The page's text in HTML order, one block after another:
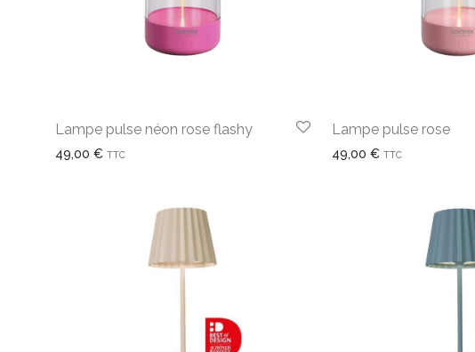
Lampe pulse néon rose flashy
49,00 € TTC
Lampe pulse rose
49,00 € TTC